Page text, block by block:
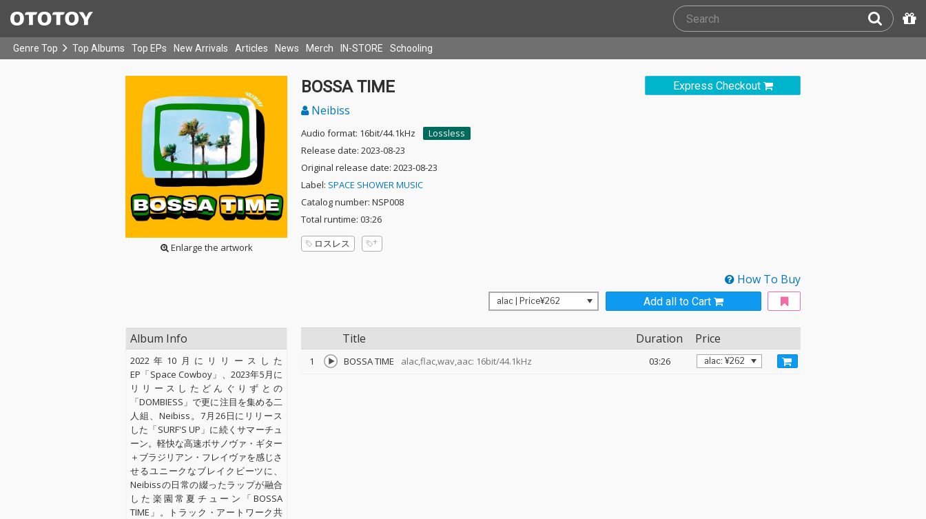
Genre Top Top Albums Top EPs New Arrivals Articles News Merch IN-STORE Schooling
Enlarge the artwork
Express Checkout
BOSSA TIME
Neibiss
Audio format: 16bit/44.1kHz
Lossless
Release date: 2023-08-23
Original release date: 2023-08-23
Label: SPACE SHOWER MUSIC
Catalog number: NSP008
Total runtime: 03:26
ロスレス
How To Buy
Add all to Cart
Title Duration Price
1 BOSSA TIME alac,flac,wav,aac: 16bit/44.1kHz 03:26
Album Info
2022年10月にリリースした
EP「Space Cowboy」、2023年5月に
リリースしたどんぐりずとの
「DOMBIESS」で更に注目を集める二
人組、Neibiss。7月26日にリリース
した「SURF'S UP」に続くサマーチュ
ーン。軽快な高速ボサノヴァ・ギター
＋ブラジリアン・フレイヴァを感じさ
せるユニークなブレイクビーツに、
Neibissの日常の綴ったラップが融合
した楽園常夏チューン「BOSSA
TIME」。トラック・アートワーク共